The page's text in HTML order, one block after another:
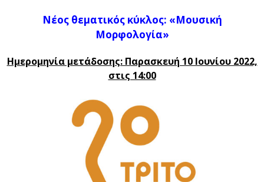
Νέος θεματικός κύκλος: «Μουσική
Μορφολογία»
Ημερομηνία μετάδοσης: Παρασκευή 10 Ιουνίου 2022,
στις 14:00